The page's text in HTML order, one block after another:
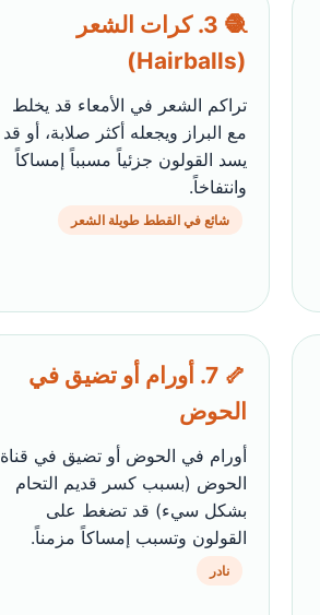
🧶 3. كرات الشعر
(Hairballs)
تراكم الشعر في الأمعاء قد يخلط
مع البراز ويجعله أكثر صلابة، أو قد
يسد القولون جزئياً مسبباً إمساكاً
وانتفاخاً.
شائع في القطط طويلة الشعر
🦴 7. أورام أو تضيق في
الحوض
أورام في الحوض أو تضيق في قناة
الحوض (بسبب كسر قديم التحام
بشكل سيء) قد تضغط على
القولون وتسبب إمساكاً مزمناً.
نادر